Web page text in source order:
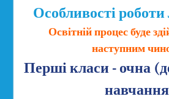
Особливості
Освітній процес буде
наступним
Перші класи - очна
навчання